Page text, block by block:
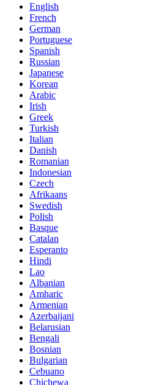
English
French
German
Portuguese
Spanish
Russian
Japanese
Korean
Arabic
Irish
Greek
Turkish
Italian
Danish
Romanian
Indonesian
Czech
Afrikaans
Swedish
Polish
Basque
Catalan
Esperanto
Hindi
Lao
Albanian
Amharic
Armenian
Azerbaijani
Belarusian
Bengali
Bosnian
Bulgarian
Cebuano
Chichewa